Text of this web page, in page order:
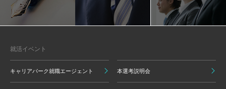
就活イベント
キャリアパーク就職エージェント 本選考説明会